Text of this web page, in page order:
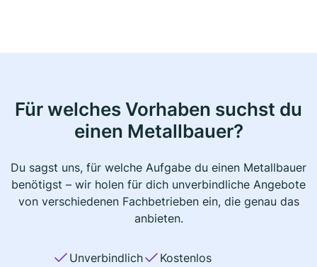
Für welches Vorhaben suchst du
einen Metallbauer?
Du sagst uns, für welche Aufgabe du einen Metallbauer
benötigst – wir holen für dich unverbindliche Angebote
von verschiedenen Fachbetrieben ein, die genau das
anbieten.
Unverbindlich
Kostenlos